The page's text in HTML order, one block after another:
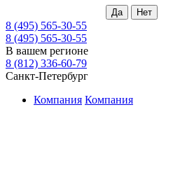
8 (495) 565-30-55
8 (495) 565-30-55
В вашем регионе
8 (812) 336-60-79
Санкт-Петербург
Компания Компания